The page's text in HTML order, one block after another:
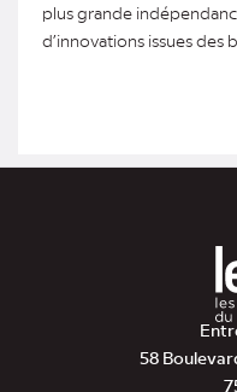
plus grande
d’innovations issues des
58